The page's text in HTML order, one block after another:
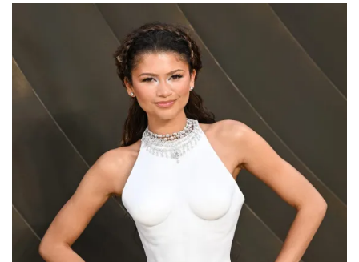
ESTILO DE VIDA
Tu tirada de tarot semanal ya está aquí,
descubre qué carta te tocó
Manuela Cosío
NO TE PIERDAS